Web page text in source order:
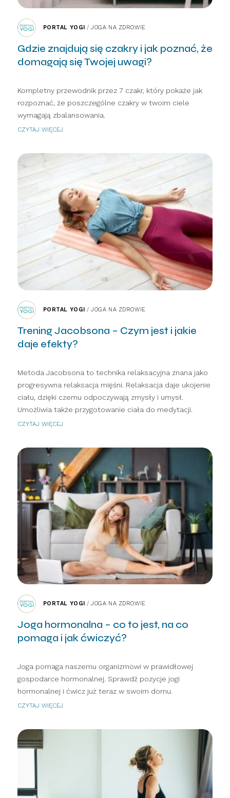
PORTAL YOGI /JOGA NA ZDROWIE
Gdzie znajdują się czakry i jak poznać, że
domagają się Twojej uwagi?
Kompletny przewodnik przez 7 czakr, który pokaże jak
rozpoznać, że poszczególne czakry w twoim ciele
wymagają zbalansowania.
CZYTAJ WIĘCEJ
PORTAL YOGI /JOGA NA ZDROWIE
Trening Jacobsona – Czym jest i jakie
daje efekty?
Metoda Jacobsona to technika relaksacyjna znana jako
progresywna relaksacja mięśni. Relaksacja daje ukojenie
ciału, dzięki czemu odpoczywają zmysły i umysł.
Umożliwia także przygotowanie ciała do medytacji.
CZYTAJ WIĘCEJ
PORTAL YOGI /JOGA NA ZDROWIE
Joga hormonalna – co to jest, na co
pomaga i jak ćwiczyć?
Joga pomaga naszemu organizmowi w prawidłowej
gospodarce hormonalnej. Sprawdź pozycje jogi
hormonalnej i ćwicz już teraz w swoim domu.
CZYTAJ WIĘCEJ